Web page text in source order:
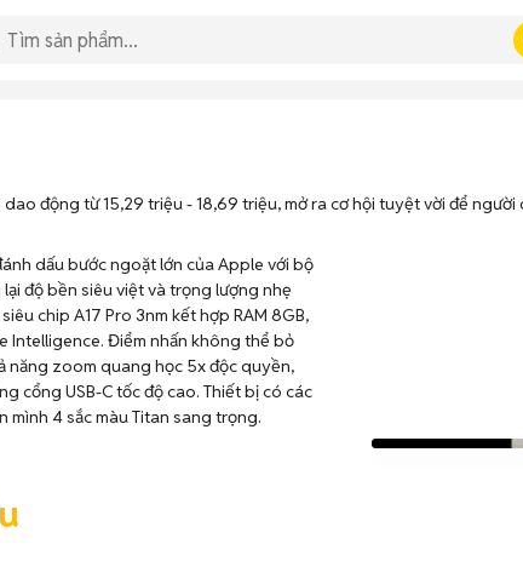
động từ 15,29 triệu - 18,69 triệu, mở ra cơ hội tuyệt vời để
dấu bước ngoặt lớn của Apple với bộ
độ bền siêu việt và trọng lượng nhẹ
chip A17 Pro 3nm kết hợp RAM 8GB,
Intelligence. Điểm nhấn không thể bỏ
năng zoom quang học 5x độc quyền,
cổng USB-C tốc độ cao. Thiết bị có các
mình 4 sắc màu Titan sang trọng.